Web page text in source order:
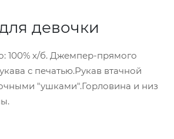
девочки
100% х/б. Джемпер-прямого
с печатью.Рукав втачной
"ушками".Горловина и низ